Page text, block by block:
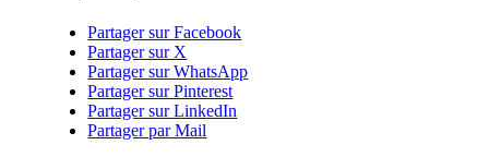
Partager sur Facebook
Partager sur X
Partager sur WhatsApp
Partager sur Pinterest
Partager sur LinkedIn
Partager par Mail